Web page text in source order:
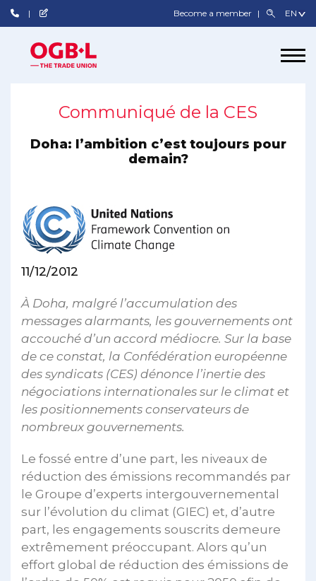
Become a member
Communiqué de la CES
Doha: l’ambition c’est toujours pour
demain?
11/12/2012
À Doha, malgré l’accumulation des
messages alarmants, les gouvernements ont
accouché d’un accord médiocre. Sur la base
de ce constat, la Confédération européenne
des syndicats (CES) dénonce l’inertie des
négociations internationales sur le climat et
les positionnements conservateurs de
nombreux gouvernements.
Le fossé entre d’une part, les niveaux de
réduction des émissions recommandés par
le Groupe d’experts intergouvernemental
sur l’évolution du climat (GIEC) et, d’autre
part, les engagements souscrits demeure
extrêmement préoccupant. Alors qu’un
effort global de réduction des émissions de